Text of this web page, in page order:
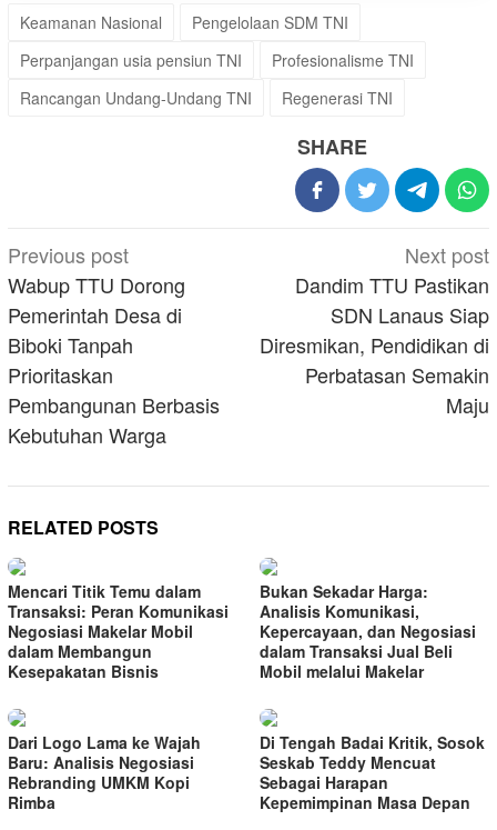
Keamanan Nasional
Pengelolaan SDM TNI
Perpanjangan usia pensiun TNI
Profesionalisme TNI
Rancangan Undang-Undang TNI
Regenerasi TNI
SHARE
Post
navigation
Previous post
Wabup TTU Dorong
Pemerintah Desa di
Biboki Tanpah
Prioritaskan
Pembangunan Berbasis
Kebutuhan Warga
Next post
Dandim TTU Pastikan
SDN Lanaus Siap
Diresmikan, Pendidikan di
Perbatasan Semakin
Maju
RELATED POSTS
Mencari Titik Temu dalam
Transaksi: Peran Komunikasi
Negosiasi Makelar Mobil
dalam Membangun
Kesepakatan Bisnis
Bukan Sekadar Harga:
Analisis Komunikasi,
Kepercayaan, dan Negosiasi
dalam Transaksi Jual Beli
Mobil melalui Makelar
Dari Logo Lama ke Wajah
Baru: Analisis Negosiasi
Rebranding UMKM Kopi
Rimba
Di Tengah Badai Kritik, Sosok
Seskab Teddy Mencuat
Sebagai Harapan
Kepemimpinan Masa Depan